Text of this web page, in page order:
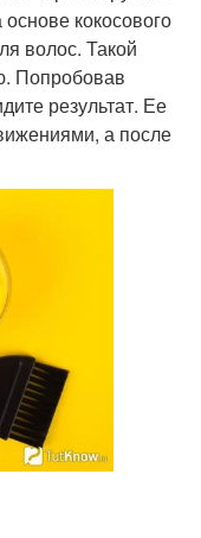
кокосового
волос. Такой
Попробовав
результат. Ее
а после